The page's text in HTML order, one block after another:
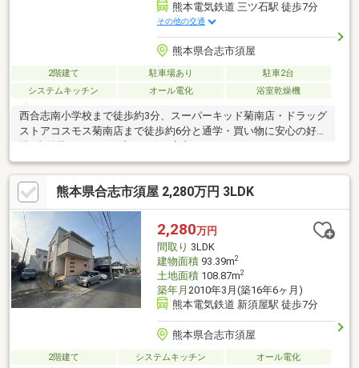
熊本電気鉄道 三ツ石駅 徒歩7分
その他の交通
熊本県合志市須屋
2階建て 駐車場あり
駐車2台
システムキッチン
オール電化 浴室乾燥機
西合志南小学校まで徒歩約3分、スーパーキッド菊南店・ドラッグ
ストアコスモス菊南店まで徒歩約6分と通学・買い物に安心の好立
♪
熊本県合志市須屋 2,280万円 3LDK
2,280万円
間取り 3LDK
建物面積93.39m2
土地面積108.87m2
築年月 2010年3月(築16年6ヶ月)
熊本電気鉄道 新須屋駅 徒歩7分
熊本県合志市須屋
2階建て システムキッチン
オール電化